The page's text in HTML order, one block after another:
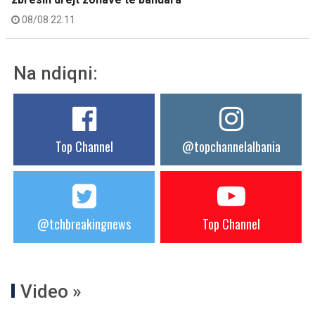
08/08 22:11
Na ndiqni:
Top Channel @topchannelalbania
@tchbreakingnews Top Channel
Video »